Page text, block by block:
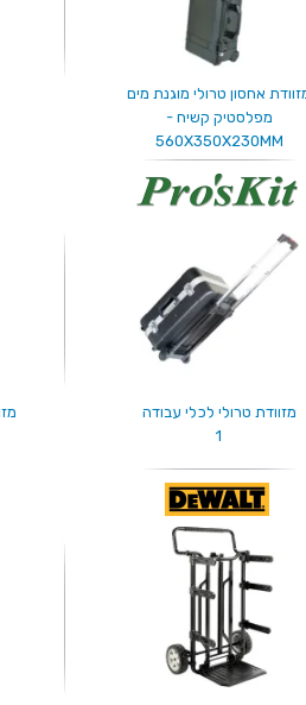
אחסון טרולי מוגנת מים
מפלסטיק קשיח -
560X350X230MM
מזוודת טרולי לכלי עבודה
1